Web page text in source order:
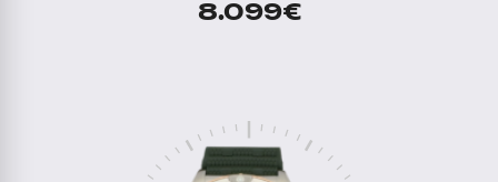
8.099€